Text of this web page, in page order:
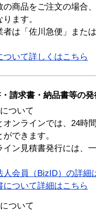
の商品をご注文の場合
ます。
は「佐川急便」また
ついて詳しくはこちら
・請求書・納品書等の
ついて
オンラインでは、24時
できます。
ン見積書発行には、
人会員（BizID）の詳細
について詳細はこちら
ついて